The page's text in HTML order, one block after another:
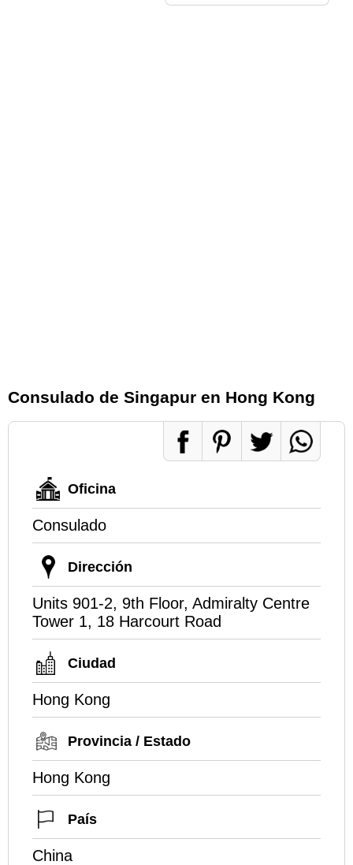
Consulado de Singapur en Hong Kong
Oficina
Consulado
Dirección
Units 901-2, 9th Floor, Admiralty Centre
Tower 1, 18 Harcourt Road
Ciudad
Hong Kong
Provincia / Estado
Hong Kong
País
China